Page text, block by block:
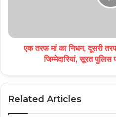
एक तरफ मां का निधन, दूसरी तरफ
जिम्मेदारियां, सूरत पुलिस
Related Articles